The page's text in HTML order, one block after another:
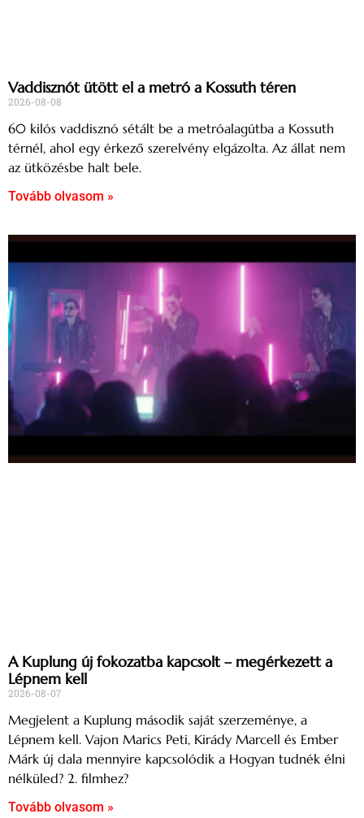
Vaddisznót ütött el a metró a Kossuth téren
2026-08-08
60 kilós vaddisznó sétált be a metróalagútba a Kossuth
térnél, ahol egy érkező szerelvény elgázolta. Az állat nem
az ütközésbe halt bele.
Tovább olvasom »
A Kuplung új fokozatba kapcsolt – megérkezett a
Lépnem kell
2026-08-07
Megjelent a Kuplung második saját szerzeménye, a
Lépnem kell. Vajon Marics Peti, Kirády Marcell és Ember
Márk új dala mennyire kapcsolódik a Hogyan tudnék élni
nélküled? 2. filmhez?
Tovább olvasom »